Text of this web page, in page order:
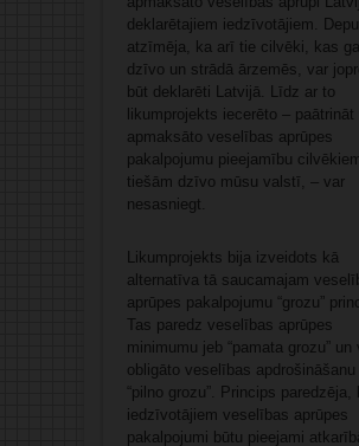
deklarētajiem iedzīvotājiem.
atzīmēja, ka arī tie cilvēki, kas
dzīvo un strādā ārzemēs, var
būt deklarēti Latvijā. Līdz ar to
likumprojekts iecerēto –
apmaksāto veselības aprūpes
pakalpojumu pieejamību
tiešām dzīvo mūsu valstī, – var
nesasniegt.
Likumprojekts bija izveidots kā
alternatīva tā saucamajam
aprūpes pakalpojumu “grozu”
Tas paredz veselības aprūpes
minimumu jeb “pamata grozu” un
obligāto veselības apdrošināšanu
“pilno grozu”. Princips paredzēja,
iedzīvotājiem veselības aprūpes
pakalpojumi būtu pieejami